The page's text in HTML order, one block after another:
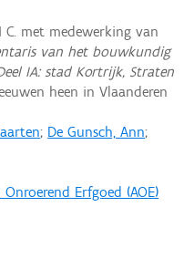
C. met medewerking van
van het bouwkundig
IA: stad Kortrijk, Straten
heen in Vlaanderen
; De Gunsch, Ann;
Onroerend Erfgoed (AOE)